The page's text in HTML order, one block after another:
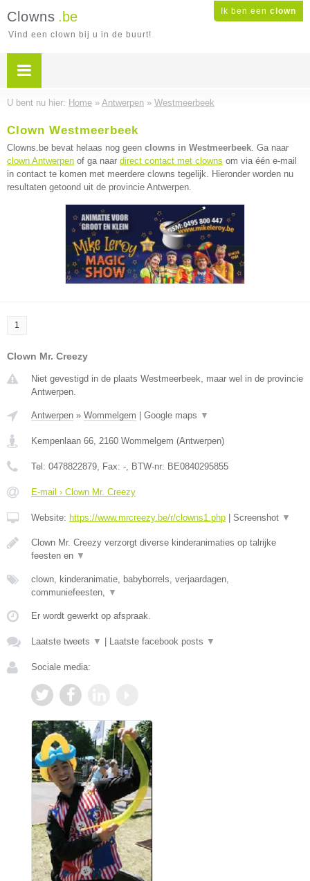
Ik ben een clown
Clowns .be
Vind een clown bij u in de buurt!
U bent nu hier: Home » Antwerpen » Westmeerbeek
Clown Westmeerbeek
Clowns.be bevat helaas nog geen clowns in Westmeerbeek. Ga naar
clown Antwerpen of ga naar direct contact met clowns om via één e-mail
in contact te komen met meerdere clowns tegelijk. Hieronder worden nu
resultaten getoond uit de provincie Antwerpen.
1
Clown Mr. Creezy
Niet gevestigd in de plaats Westmeerbeek, maar wel in de provincie
Antwerpen.
Antwerpen » Wommelgem Google maps ▼
Kempenlaan 66, 2160 Wommelgem (Antwerpen)
Tel: 0478822879, Fax: -, BTW-nr: BE0840295855
E-mail › Clown Mr. Creezy
Website: https://www.mrcreezy.be/r/clowns1.php Screenshot ▼
Clown Mr. Creezy verzorgt diverse kinderanimaties op talrijke
feesten en ▼
clown, kinderanimatie, babyborrels, verjaardagen,
communiefeesten, ▼
Er wordt gewerkt op afspraak.
Laatste tweets ▼ Laatste facebook posts ▼
Sociale media: